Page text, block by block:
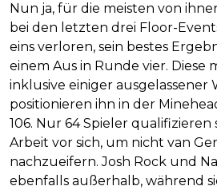
Nun ja, für die meisten von
bei den letzten drei Floor-
eins verloren, sein bestes
einem Aus in Runde vier. Diese
inklusive einiger ausgelassener
positionieren ihn in der
106. Nur 64 Spieler qualifizieren
Arbeit vor sich, um nicht van
nachzueifern. Josh Rock und
ebenfalls außerhalb, während